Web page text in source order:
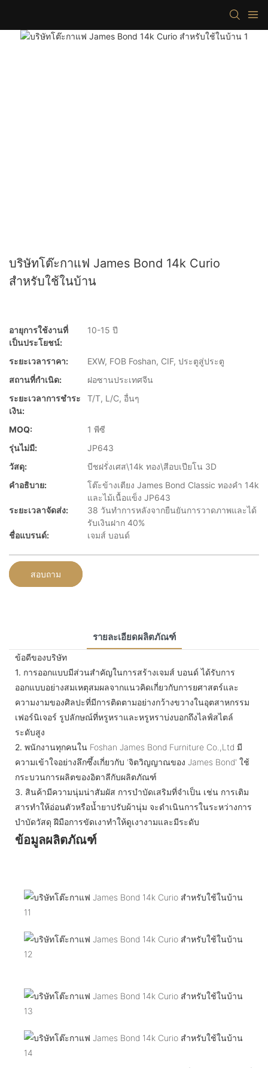
บริษัทโต๊ะกาแฟ James Bond 14k Curio
สำหรับใช้ในบ้าน
อายุการใช้งานที่
เป็นประโยชน์:
10-15 ปี
ระยะเวลาราคา:
EXW, FOB Foshan, CIF, ประตูสู่ประตู
สถานที่กำเนิด:
ฝอซานประเทศจีน
ระยะเวลาการชำระ
เงิน:
T/T, L/C, อื่นๆ
MOQ:
1 พีซี
รุ่นไม่มี:
JP643
วัสดุ:
บีชฝรั่งเศส\14k ทอง\สีอบเปียโน 3D
คำอธิบาย:
โต๊ะข้างเตียง James Bond Classic ทองคำ 14k
และไม้เนื้อแข็ง JP643
ระยะเวลาจัดส่ง:
38 วันทำการหลังจากยืนยันการวาดภาพและได้
รับเงินฝาก 40%
ชื่อแบรนด์:
เจมส์ บอนด์
สอบถาม
รายละเอียดผลิตภัณฑ์
ข้อดีของบริษัท
1. การออกแบบมีส่วนสำคัญในการสร้างเจมส์ บอนด์ ได้รับการ
ออกแบบอย่างสมเหตุสมผลจากแนวคิดเกี่ยวกับการยศาสตร์และ
ความงามของศิลปะที่มีการติดตามอย่างกว้างขวางในอุตสาหกรรม
เฟอร์นิเจอร์ รูปลักษณ์ที่หรูหราและหรูหราบ่งบอกถึงไลฟ์สไตล์
ระดับสูง
2. พนักงานทุกคนใน Foshan James Bond Furniture Co.,Ltd มี
ความเข้าใจอย่างลึกซึ้งเกี่ยวกับ 'จิตวิญญาณของ James Bond' ใช้
กระบวนการผลิตของอิตาลีกับผลิตภัณฑ์
3. สินค้ามีความนุ่มน่าสัมผัส การบำบัดเสริมที่จำเป็น เช่น การเติม
สารทำให้อ่อนตัวหรือน้ำยาปรับผ้านุ่ม จะดำเนินการในระหว่างการ
บำบัดวัสดุ ฝีมือการขัดเงาทำให้ดูเงางามและมีระดับ
ข้อมูลผลิตภัณฑ์